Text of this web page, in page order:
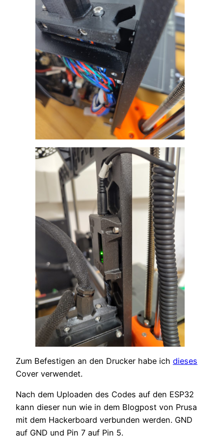
Zum Befestigen an den Drucker habe ich dieses
Cover verwendet.
Nach dem Uploaden des Codes auf den ESP32
kann dieser nun wie in dem Blogpost von Prusa
mit dem Hackerboard verbunden werden. GND
auf GND und Pin 7 auf Pin 5.